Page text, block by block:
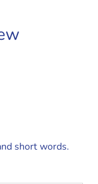
short words.